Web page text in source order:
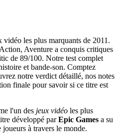
les plus marquants de 2011.
Aventure a conquis critiques
de 89/100. Notre test complet
et bande-son. Comptez
notre verdict détaillé, nos notes
finale pour savoir si ce titre est
l'un des jeux vidéo les plus
développé parEpic Games a su
à travers le monde.